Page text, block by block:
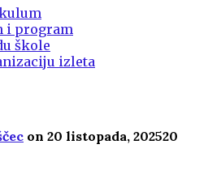
i program
škole
izleta
on 20 listopada, 202520